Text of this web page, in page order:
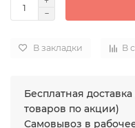
В закладки В
Бесплатная доставка
товаров по акции)
Самовывоз в